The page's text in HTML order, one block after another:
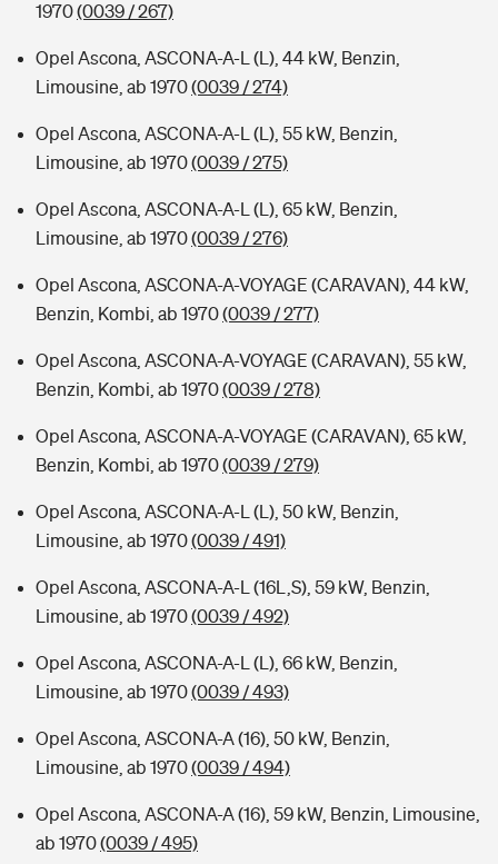
1970(0039 / 267)
Opel Ascona, ASCONA-A-L (L), 44 kW, Benzin,
Limousine, ab 1970(0039 / 274)
Opel Ascona, ASCONA-A-L (L), 55 kW, Benzin,
Limousine, ab 1970(0039 / 275)
Opel Ascona, ASCONA-A-L (L), 65 kW, Benzin,
Limousine, ab 1970(0039 / 276)
Opel Ascona, ASCONA-A-VOYAGE (CARAVAN), 44 kW,
Benzin, Kombi, ab 1970(0039 / 277)
Opel Ascona, ASCONA-A-VOYAGE (CARAVAN), 55 kW,
Benzin, Kombi, ab 1970(0039 / 278)
Opel Ascona, ASCONA-A-VOYAGE (CARAVAN), 65 kW,
Benzin, Kombi, ab 1970(0039 / 279)
Opel Ascona, ASCONA-A-L (L), 50 kW, Benzin,
Limousine, ab 1970(0039 / 491)
Opel Ascona, ASCONA-A-L (16L,S), 59 kW, Benzin,
Limousine, ab 1970(0039 / 492)
Opel Ascona, ASCONA-A-L (L), 66 kW, Benzin,
Limousine, ab 1970(0039 / 493)
Opel Ascona, ASCONA-A (16), 50 kW, Benzin,
Limousine, ab 1970(0039 / 494)
Opel Ascona, ASCONA-A (16), 59 kW, Benzin, Limousine,
ab 1970(0039 / 495)